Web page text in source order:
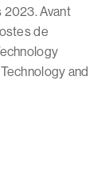
2023. Avant
de
and